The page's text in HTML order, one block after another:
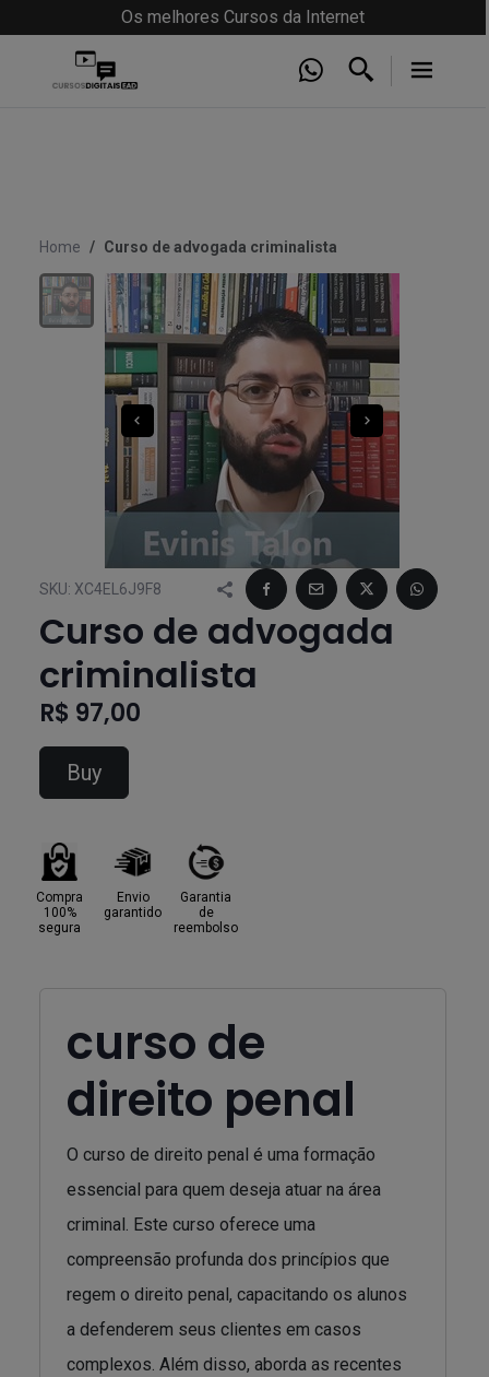
Os melhores Cursos da Internet
Home Curso de advogada criminalista
SKU: XC4EL6J9F8
Curso de advogada
criminalista
R$ 97,00
Buy
Compra
100%
segura
Envio
garantido
Garantia
de
reembolso
curso de
direito penal
O curso de direito penal é uma formação
essencial para quem deseja atuar na área
criminal. Este curso oferece uma
compreensão profunda dos princípios que
regem o direito penal, capacitando os alunos
a defenderem seus clientes em casos
complexos. Além disso, aborda as recentes